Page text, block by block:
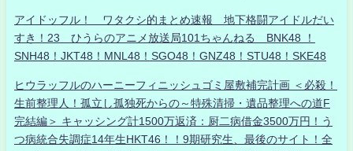
アイドッフル！ ワタクシ的まとめ速報 地下格闘アイドルだい
すき！23 ひうらのアニメ放送局101ちゃんねる BNK48 ！
SNH48！JKT48！MNL48！SGO48！GNZ48！STU48！SKE48
ヒウラッフルのハーニーフィニッシュゴミ屋敷補完計画 ＜必殺！
生前整理人！孤立し孤独死からの～特殊清掃・遺品整理への道F
完結編＞ キャッシング計1500万返済：厨二病借金3500万円！う
つ病統合失調症14年生HKT46！！9期研究生、最後のサイト！全